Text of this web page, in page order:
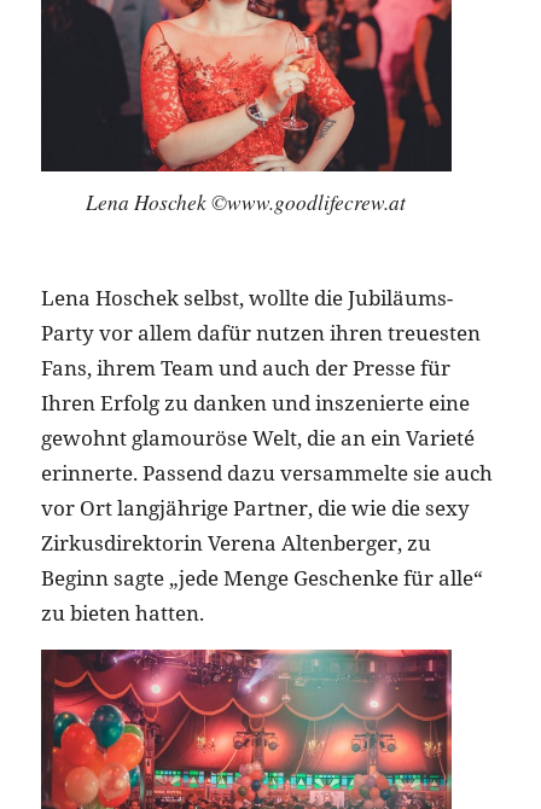
Lena Hoschek ©www.goodlifecrew.at
Lena Hoschek selbst, wollte die Jubiläums-
Party vor allem dafür nutzen ihren treuesten
Fans, ihrem Team und auch der Presse für
Ihren Erfolg zu danken und inszenierte eine
gewohnt glamouröse Welt, die an ein Varieté
erinnerte. Passend dazu versammelte sie auch
vor Ort langjährige Partner, die wie die sexy
Zirkusdirektorin Verena Altenberger, zu
Beginn sagte „jede Menge Geschenke für alle“
zu bieten hatten.